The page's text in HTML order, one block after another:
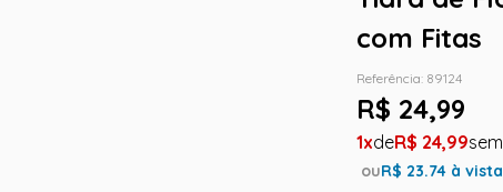
com Fitas
Referência: 89124
R$ 24,99
1 R$ 24,99
ouR$ 23.74 à vista